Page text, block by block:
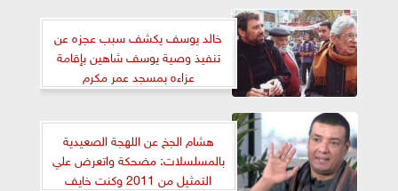
خالد يوسف يكشف سبب عجزه عن
تنفيذ وصية يوسف شاهين بإقامة
عزاءه بمسجد عمر مكرم
هشام الجخ عن اللهجة الصعيدية
بالمسلسلات: مضحكة واتعرض علي
التمثيل من 2011 وكنت خايف